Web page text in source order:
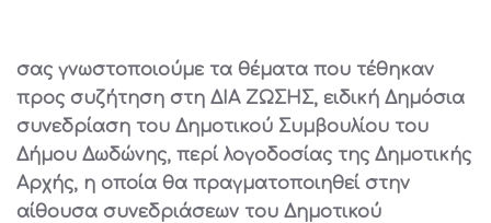
σας γνωστοποιούμε τα θέματα που τέθηκαν
προς συζήτηση στη ΔΙΑ ΖΩΣΗΣ, ειδική Δημόσια
συνεδρίαση του Δημοτικού Συμβουλίου του
Δήμου Δωδώνης, περί λογοδοσίας της Δημοτικής
Αρχής, η οποία θα πραγματοποιηθεί στην
αίθουσα συνεδριάσεων του Δημοτικού